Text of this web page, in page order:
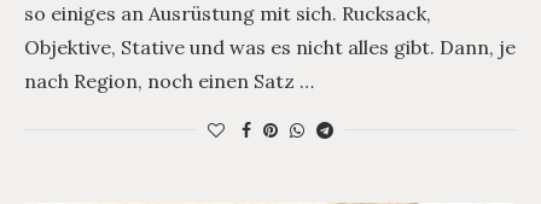
so einiges an Ausrüstung mit sich. Rucksack,
Objektive, Stative und was es nicht alles gibt. Dann, je
nach Region, noch einen Satz …